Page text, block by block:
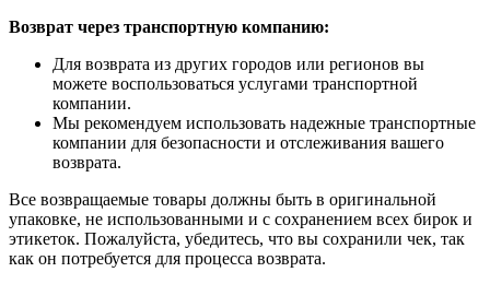
Возврат через транспортную компанию:
Для возврата из других городов или регионов вы
можете воспользоваться услугами транспортной
компании.
Мы рекомендуем использовать надежные транспортные
компании для безопасности и отслеживания вашего
возврата.
Все возвращаемые товары должны быть в оригинальной
упаковке, не использованными и с сохранением всех бирок и
этикеток. Пожалуйста, убедитесь, что вы сохранили чек, так
как он потребуется для процесса возврата.